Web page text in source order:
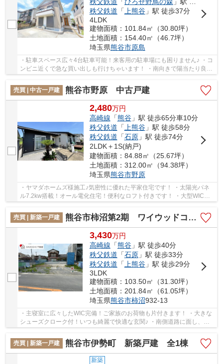
秩父鉄道 「 上熊谷」駅 徒歩37分
4LDK
建物面積：101.84㎡（30.80坪）
土地面積：154.40㎡（46.7坪）
埼玉県熊谷市原島
・駐車スペース広々4台駐車可能！来客用の駐車場にも困りません♪ ・コ
ンビニ近くで急な買い出しも行けちゃいます！ ・南向きで陽当たり良好
売買 | 中古一戸建
熊谷市野原 中古戸建
2,480万円
高崎線 「熊谷」駅 徒歩65分車10分
秩父鉄道 「 上熊谷」駅 徒歩58分
秩父鉄道 「石原」駅 徒歩74分
2LDK＋1S(納戸)
建物面積：84.88㎡（25.67坪）
土地面積：312.00㎡（94.38坪）
埼玉県熊谷市野原
・ヤマダホームズ様施工♪気密性に優れた平家住宅です！ ・太陽光パネ
ル7.2kw搭載！オール電化住宅！便利なロフト付きです！ ・大型WIC、
売買 | 新築一戸建
熊谷市柿沼第2期 ワイウッドコート 新築戸建 全3区画 3号棟
3,430万円
高崎線 「熊谷」駅 徒歩40分
秩父鉄道 「石原」駅 徒歩33分
秩父鉄道 「 上熊谷」駅 徒歩29分
3LDK
建物面積：103.50㎡（31.30坪）
土地面積：201.84㎡（61.05坪）
埼玉県熊谷市柿沼932-13
・主寝室に広々したWIC完備！ご家族のお荷物も片付きます！ ・大きな
シューズクローク付！いつも綺麗で快適な玄関♪ ・南側道路に面し、日
当たり良好！並列2台駐車可能♪ 「今から見た...
売買 | 新築一戸建
熊谷市伊勢町 新築戸建 全1棟
新築